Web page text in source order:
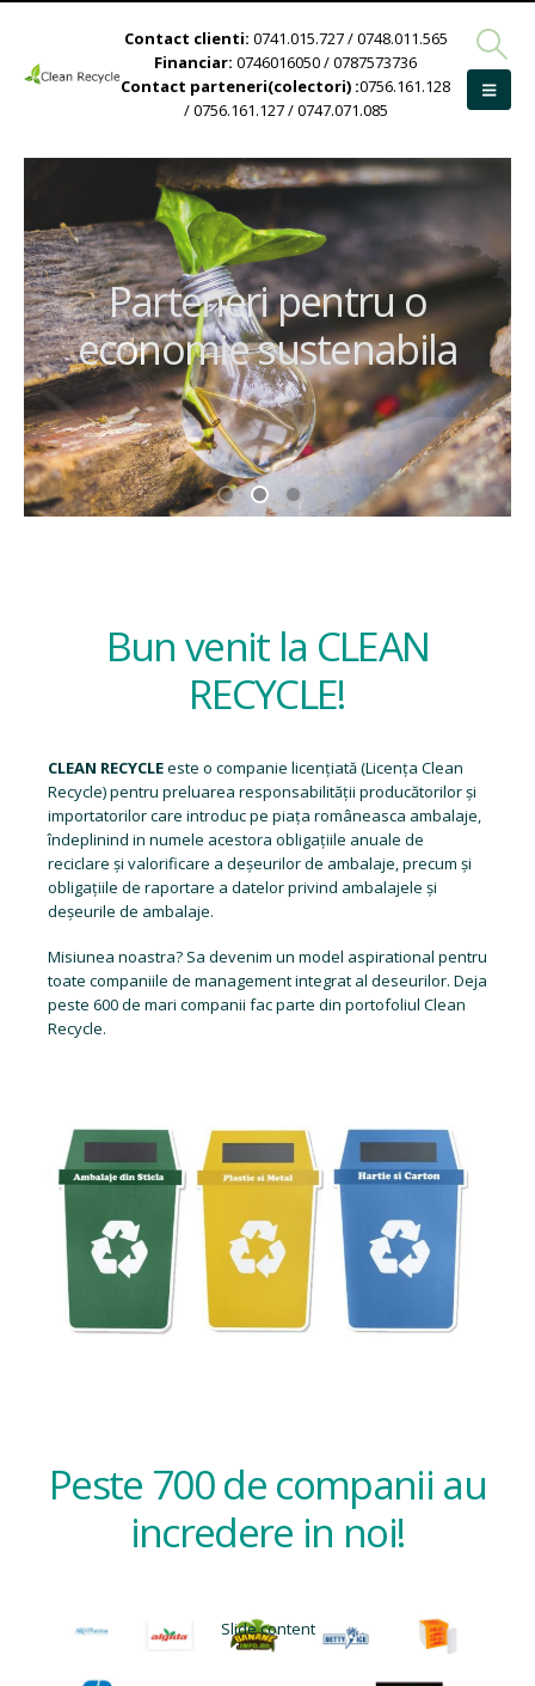
Contact clienti: 0741.015.727 / 0748.011.565
Financiar: 0746016050 / 0787573736
Contact parteneri(colectori) :0756.161.128
/ 0756.161.127 / 0747.071.085
Bun venit la CLEAN
RECYCLE!
CLEAN RECYCLEeste o companie licențiată (Licența Clean
Recycle) pentru preluarea responsabilității producătorilor și
importatorilor care introduc pe piața româneasca ambalaje,
îndeplinind in numele acestora obligațiile anuale de
reciclare și valorificare a deșeurilor de ambalaje, precum și
obligațiile de raportare a datelor privind ambalajele și
deșeurile de ambalaje.
Misiunea noastra? Sa devenim un model aspirational pentru
toate companiile de management integrat al deseurilor. Deja
peste 600 de mari companii fac parte din portofoliul Clean
Recycle.
Peste 700 de companii au
incredere in noi!
Slide content